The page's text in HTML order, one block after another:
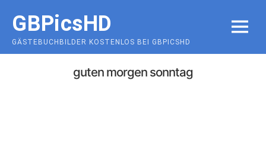
content
GBPicsHD
GÄSTEBUCHBILDER KOSTENLOS BEI GBPICSHD
MENU
guten morgen sonntag